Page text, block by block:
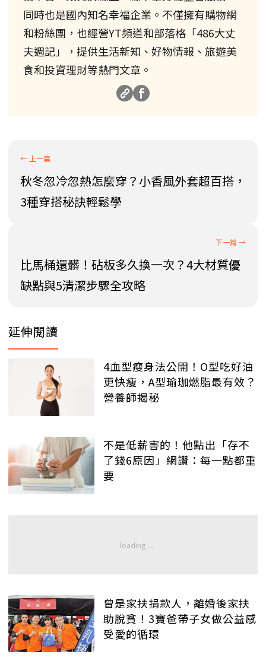
同時也是國內知名幸福企業。不僅擁有購物網
和粉絲團，也經營YT頻道和部落格「486大丈
夫週記」，提供生活新知、好物情報、旅遊美
食和投資理財等熱門文章。
秋冬忽冷忽熱怎麼穿？小香風外套超百搭，
3種穿搭秘訣輕鬆學
比馬桶還髒！砧板多久換一次？4大材質優
缺點與5清潔步驟全攻略
延伸閱讀
4血型瘦身法公開！O型吃好油
更快瘦，A型瑜珈燃脂最有效？
營養師揭秘
不是低薪害的！他點出「存不
了錢6原因」網讚：每一點都重
要
曾是家扶捐款人，離婚後家扶
助脫貧！3寶爸帶子女做公益感
受愛的循環